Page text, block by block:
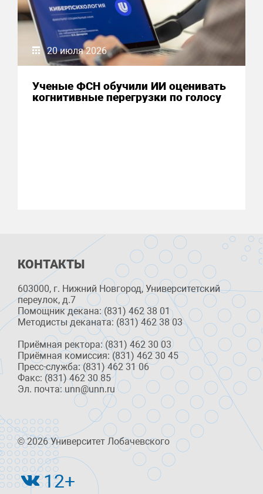
20 июля 2026
Ученые ФСН обучили ИИ оценивать
когнитивные перегрузки по голосу
КОНТАКТЫ
603000, г. Нижний Новгород, Университетский
переулок, д.7
Помощник декана: (831) 462 38 01
Методисты деканата: (831) 462 38 03
Приёмная ректора: (831) 462 30 03
Приёмная комиссия: (831) 462 30 45
Пресс-служба: (831) 462 31 06
Факс: (831) 462 30 85
Эл. почта: unn@unn.ru
© 2026 Университет Лобачевского
12+